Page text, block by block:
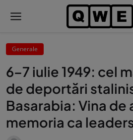
Generale
6–7 iulie 1949: cel
de deportări
Basarabia: Vina de
memoria ca